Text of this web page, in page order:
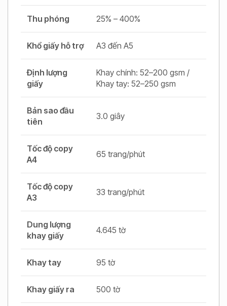
Thu phóng 25% – 400%
Khổ giấy hỗ trợ A3 đến A5
Định lượng
giấy
Khay chính: 52–200 gsm /
Khay tay: 52–250 gsm
Bản sao đầu
tiên
3.0 giây
Tốc độ copy
A4
65 trang/phút
Tốc độ copy
A3
33 trang/phút
Dung lượng
khay giấy
4.645 tờ
Khay tay 95 tờ
Khay giấy ra 500 tờ